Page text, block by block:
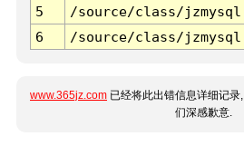
5
/source/class/
6
/source/class/
www.365jz.com 已经将此出错信息详细记
们深感歉意.